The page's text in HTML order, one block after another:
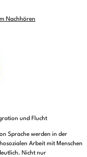
Nachhören
und Flucht
Sprache werden in der
Arbeit mit Menschen
Nicht nur